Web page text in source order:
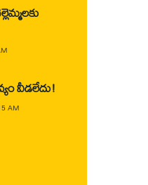
వీడలేదు!
AM